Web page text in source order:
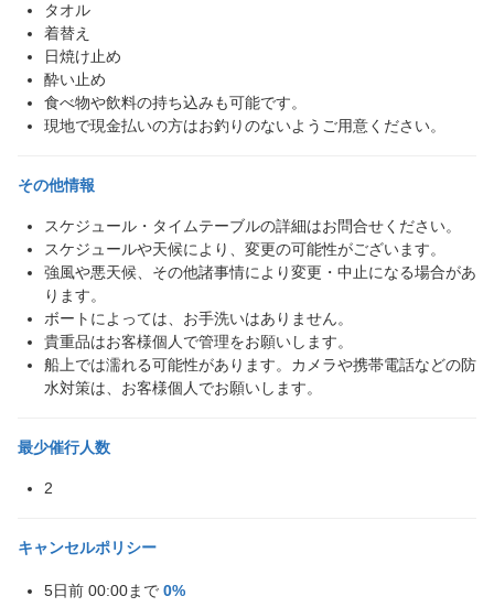
タオル
着替え
日焼け止め
酔い止め
食べ物や飲料の持ち込みも可能です。
現地で現金払いの方はお釣りのないようご用意ください。
その他情報
スケジュール・タイムテーブルの詳細はお問合せください。
スケジュールや天候により、変更の可能性がございます。
強風や悪天候、その他諸事情により変更・中止になる場合があ
ります。
ボートによっては、お手洗いはありません。
貴重品はお客様個人で管理をお願いします。
船上では濡れる可能性があります。カメラや携帯電話などの防
水対策は、お客様個人でお願いします。
最少催行人数
2
キャンセルポリシー
5日前 00:00まで 0%